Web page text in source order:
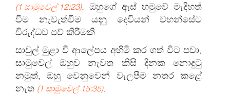
(1 සාමුවෙල් 12:23). ඔහුගේ ඇස් හමුවේ මැදිහත්
වීම නැවැත්වීම යනු දෙවියන් වහන්සේට
විරුද්ධව පව් කිරීමකි.
සාවුල් මුළා වී ආලේපය අහිමි කර ගත් විට පවා,
සාමුවෙල් ඔහුව නැවත කිසි දිනක නොදුටු
නමුත්, ඔහු වෙනුවෙන් වැලපීම නතර කළේ
නැත (1 සාමුවෙල් 15:35).